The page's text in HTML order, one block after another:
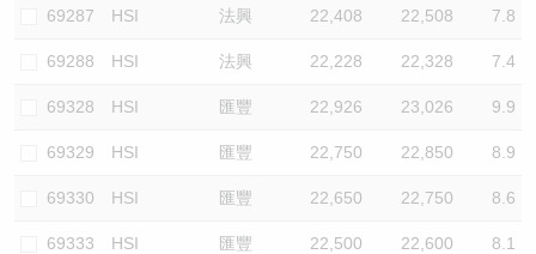
69287 HSI 法興 22,408 22,508 7.8
69288 HSI 法興 22,228 22,328 7.4
69328 HSI 匯豐 22,926 23,026 9.9
69329 HSI 匯豐 22,750 22,850 8.9
69330 HSI 匯豐 22,650 22,750 8.6
69333 HSI 匯豐 22,500 22,600 8.1